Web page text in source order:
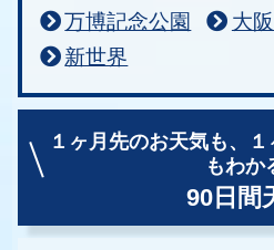
万博記念公園
大
新世界
１ヶ月先のお天気も、
もわか
90日間